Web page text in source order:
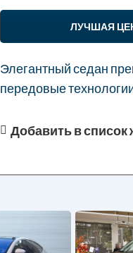
ЛУЧШАЯ
Элегантный седан
передовые
Добавить в список